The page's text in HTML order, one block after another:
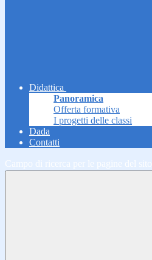
Didattica
Panoramica
Offerta formativa
I progetti delle classi
Dada
Contatti
Campo di ricerca per le pagine del sito